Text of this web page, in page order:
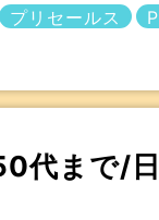
プリセールス
代まで/